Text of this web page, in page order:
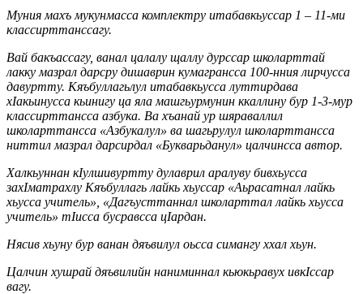
Муния махъ мукунмасса комплектру итабавкьуссар 1 – 11-ми
классирттанссагу.
Вай бакъассагу, ванал цалалу щаллу дурссар школарттай
лакку мазрал дарсру дишаврин кумагрансса 100-нния лирчусса
давуртту. Кяъбуллагьлул итабавкьусса луттирдава
хIакьинусса кьинигу ца яла машгьурмунин ккаллину бур 1-3-мур
классирттансса азбука. Ва хъанай ур шяраваллил
школарттансса «Азбукалул» ва шагьрулул школарттансса
ниттил мазрал дарсирдал «Букварьданул» цалчинсса автор.
Халкьуннан кIулшивуртту дулаврил аралуву бивхьусса
захIматрахлу Кяъбуллагь лайкь хьуссар «Аьрасатнал лайкь
хьусса учитель», «Дагъусттаннал школарттал лайкь хьусса
учитель» тIисса бусравсса цIардан.
Нясив хьуну бур ванан дяъвилул оьсса симангу ххал хьун.
Цалчин хушрай дяъвилийн наниминнал кьюкьравух ивкIссар
вагу.